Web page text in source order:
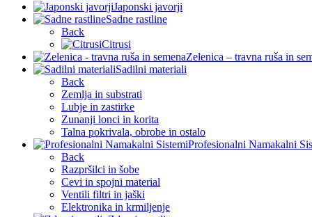
Japonski javorji
Sadne rastline
Back
Citrusi
Zelenica – travna ruša in
Sadilni materiali
Back
Zemlja in substrati
Lubje in zastirke
Zunanji lonci in korita
Talna pokrivala, obrobe in ostalo
Profesionalni Namakalni
Back
Razpršilci in šobe
Cevi in spojni material
Ventili filtri in jaški
Elektronika in krmiljenje